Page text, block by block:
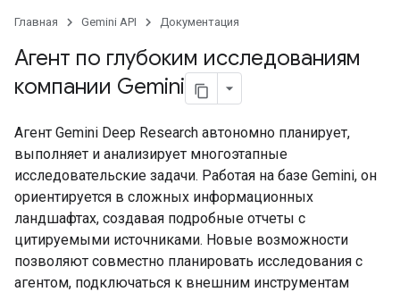
Главная Gemini API Документация
Агент по глубоким исследованиям
компании Gemini
Агент Gemini Deep Research автономно планирует,
выполняет и анализирует многоэтапные
исследовательские задачи. Работая на базе Gemini, он
ориентируется в сложных информационных
ландшафтах, создавая подробные отчеты с
цитируемыми источниками. Новые возможности
позволяют совместно планировать исследования с
агентом, подключаться к внешним инструментам